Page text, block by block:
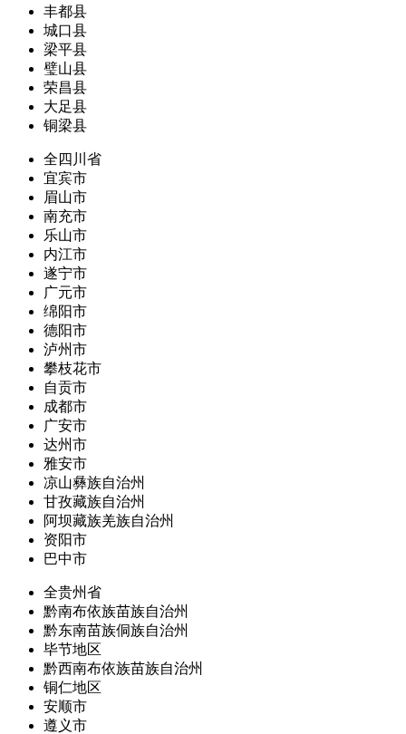
丰都县
城口县
梁平县
璧山县
荣昌县
大足县
铜梁县
全四川省
宜宾市
眉山市
南充市
乐山市
内江市
遂宁市
广元市
绵阳市
德阳市
泸州市
攀枝花市
自贡市
成都市
广安市
达州市
雅安市
凉山彝族自治州
甘孜藏族自治州
阿坝藏族羌族自治州
资阳市
巴中市
全贵州省
黔南布依族苗族自治州
黔东南苗族侗族自治州
毕节地区
黔西南布依族苗族自治州
铜仁地区
安顺市
遵义市